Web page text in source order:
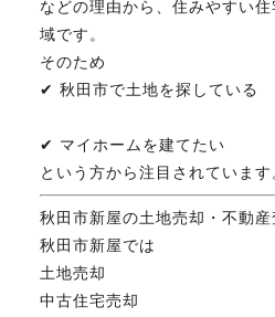
などの理由から、住みやすい
域です。
そのため
✔ 秋田市で土地を探している
✔ マイホームを建てたい
という方から注目されています
秋田市新屋の土地売却・不動
秋田市新屋では
土地売却
中古住宅売却